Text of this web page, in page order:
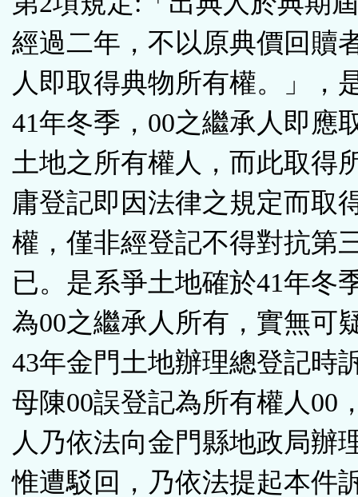
經過二年，不以原典價回贖
人即取得典物所有權。」，
41年冬季，00之繼承人即應
土地之所有權人，而此取得
庸登記即因法律之規定而取
權，僅非經登記不得對抗第
已。是系爭土地確於41年冬
為00之繼承人所有，實無可
43年金門土地辦理總登記時
母陳00誤登記為所有權人00
人乃依法向金門縣地政局辦
惟遭駁回，乃依法提起本件